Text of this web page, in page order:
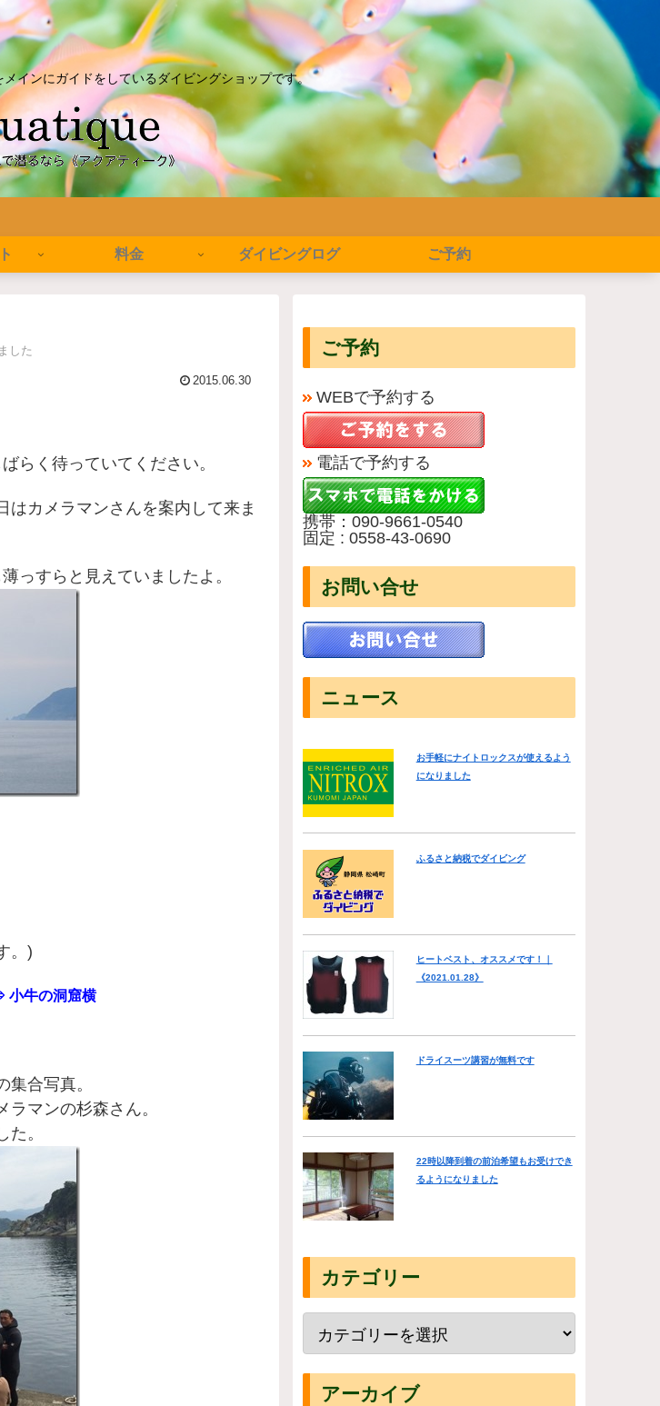
インにガイドをしているダイビングショップです。
料金 ダイビングログ ご予約
した
2015.06.30
らく待っていてください。
カメラマンさんを案内して来ま
っすらと見えていましたよ。
。)
牛の洞窟横
合写真。
マンの杉森さん。
。
ご予約
WEBで予約する
電話で予約する
携帯：090-9661-0540
固定 : 0558-43-0690
お問い合せ
ニュース
お手軽にナイトロックスが使えるよう
になりました
ふるさと納税でダイビング
ヒートベスト、オススメです！｜
《2021.01.28》
ドライスーツ講習が無料です
22時以降到着の前泊希望もお受けでき
るようになりました
カテゴリー
アーカイブ